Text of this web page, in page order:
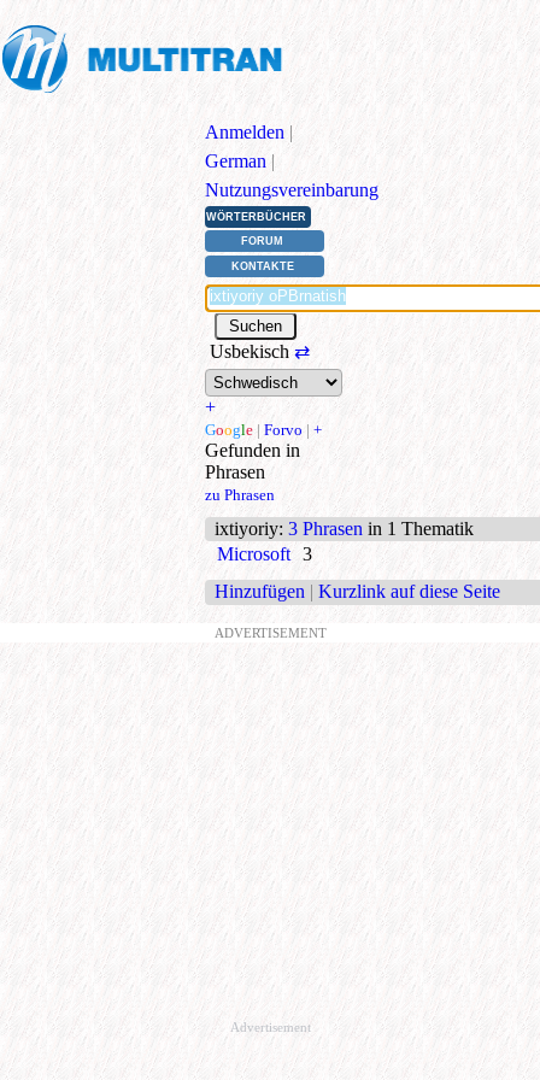
Anmelden |
German |
Nutzungsvereinbarung
WÖRTERBÜCHER
FORUM
KONTAKTE
Usbekisch⇄
+
Google | Forvo | +
Gefunden in
Phrasen
zu Phrasen
ixtiyoriy: 3 Phrasen in 1 Thematik
Microsoft 3
Hinzufügen | Kurzlink auf diese Seite
ADVERTISEMENT
Advertisement